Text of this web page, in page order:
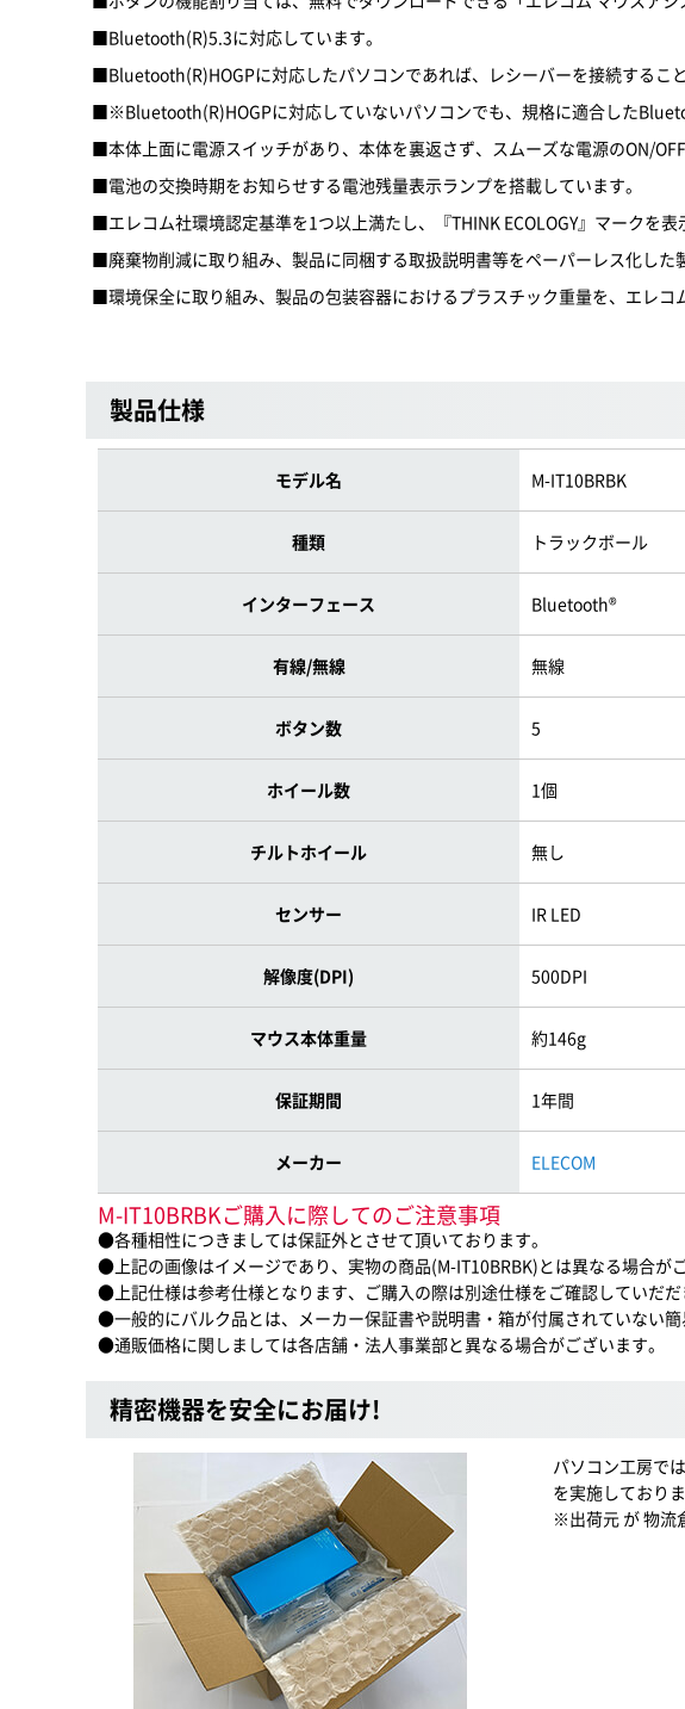
■Bluetooth(R)5.3に対応しています。
■Bluetooth(R)HOGPに対応したパソコンであれば、レシーバーを接続するこ
■※Bluetooth(R)HOGPに対応していないパソコンでも、規格に適合した
■本体上面に電源スイッチがあり、本体を裏返さず、スムーズな電源のON/
■電池の交換時期をお知らせする電池残量表示ランプを搭載しています。
■エレコム社環境認定基準を1つ以上満たし、『THINK ECOLOGY』マークを表
■廃棄物削減に取り組み、製品に同梱する取扱説明書等をペーパーレス化した
■環境保全に取り組み、製品の包装容器におけるプラスチック重量を、エレコ
製品仕様
モデル名 M-IT10BRBK
種類 トラックボール
インターフェース Bluetooth®
有線/無線 無線
ボタン数 5
ホイール数 1個
チルトホイール 無し
センサー IR LED
解像度(DPI) 500DPI
マウス本体重量 約146g
保証期間 1年間
メーカー ELECOM
M-IT10BRBKご購入に際してのご注意事項
●各種相性につきましては保証外とさせて頂いております。
●上記の画像はイメージであり、実物の商品(M-IT10BRBK)とは異なる場合がご
●上記仕様は参考仕様となります、ご購入の際は別途仕様をご確認していだだ
●一般的にバルク品とは、メーカー保証書や説明書・箱が付属されていない簡
●通販価格に関しましては各店舗・法人事業部と異なる場合がございます。
精密機器を安全にお届け!
パソコン工房で
を実施しておりま
※出荷元 が 物流